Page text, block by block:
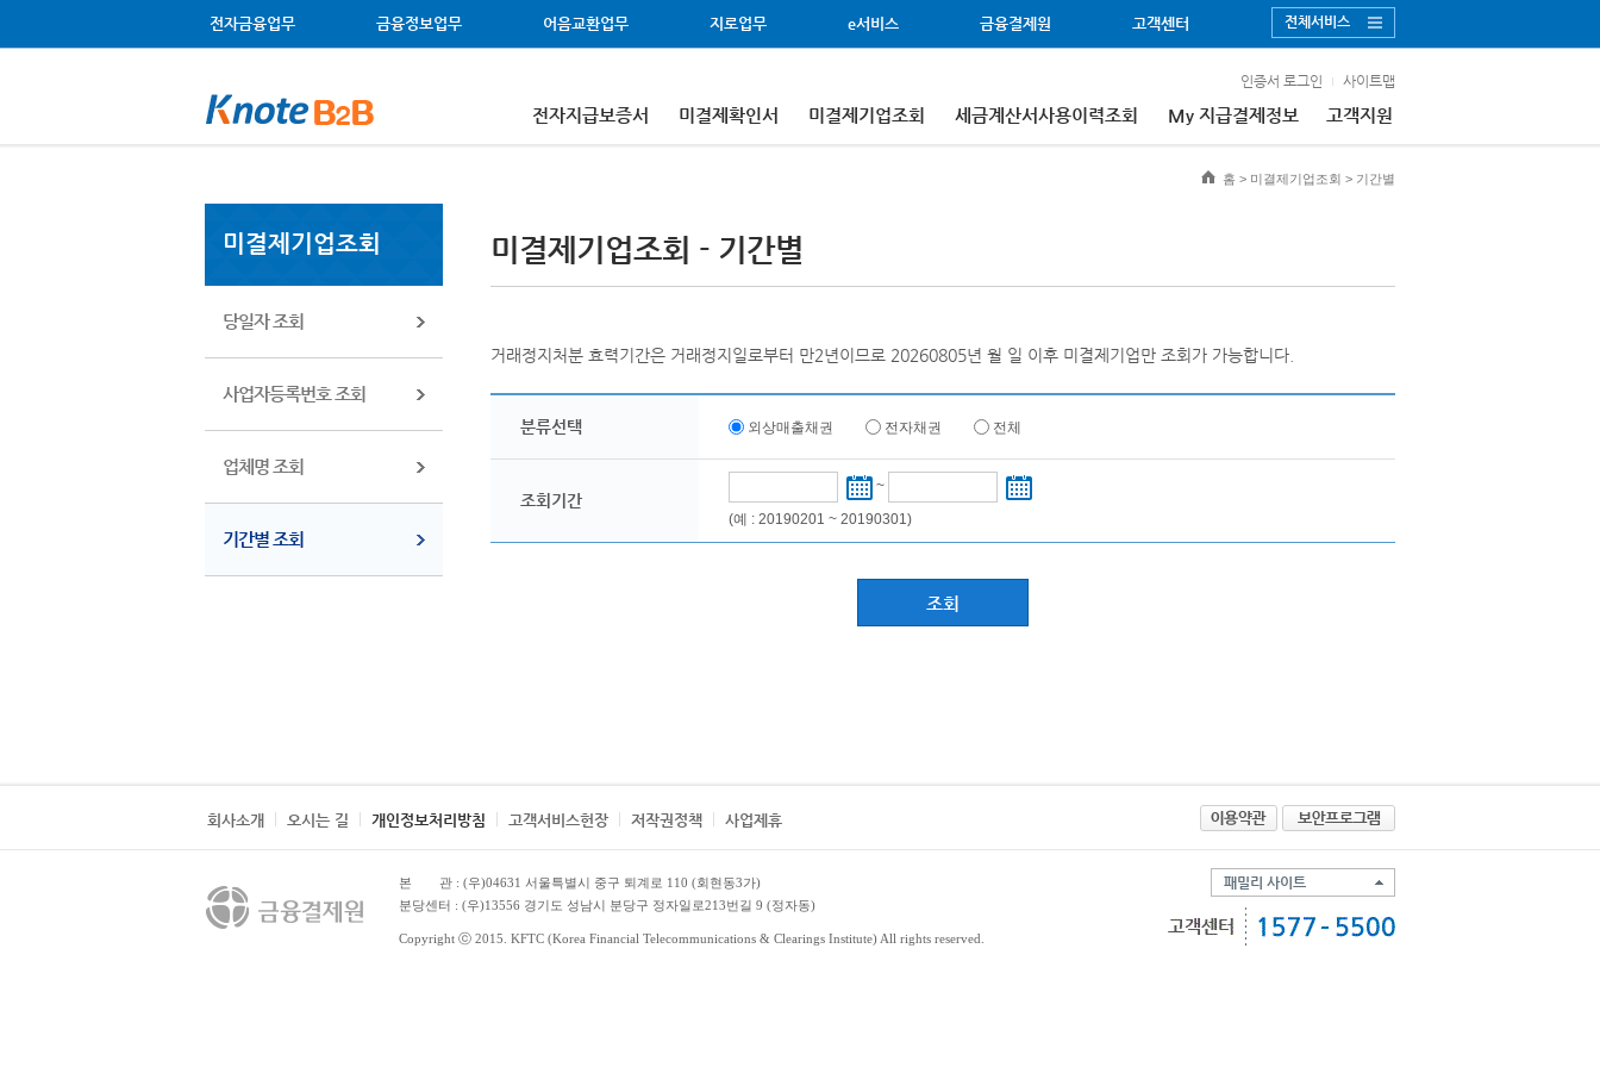
전자금융업무 금융정보업무 어음교환업무 지로업무 e서비스 금융결제원 고객센터 전체서비스
인증서 로그인 사이트맵
전자지급보증서 미결제확인서 미결제기업조회 세금계산서사용이력조회 My 지급결제정보 고객지원
미결제기업조회
당일자 조회
사업자등록번호 조회
업체명 조회
기간별 조회
홈 > 미결제기업조회 > 기간별
미결제기업조회 - 기간별
거래정지처분 효력기간은 거래정지일로부터 만2년이므로 20260805년 월 일 이후 미결제기업만 조회가 가능합니다.
분류선택 외상매출채권 전자채권 전체
조회기간
~
(예 : 20190201 ~ 20190301)
조회
회사소개 오시는 길 개인정보처리방침 고객서비스헌장 저작권정책 사업제휴
본 관 : (우)04631 서울특별시 중구 퇴계로 110 (회현동3가)
분당센터 : (우)13556 경기도 성남시 분당구 정자일로213번길 9 (정자동)
Copyright ⓒ 2015. KFTC (Korea Financial Telecommunications & Clearings Institute) All rights reserved.
패밀리 사이트